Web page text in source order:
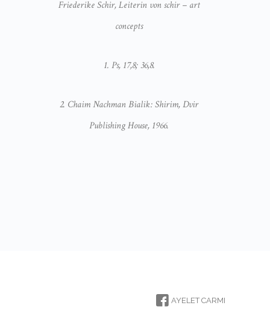
Friederike Schir,Leiterin von schir – art
concepts
1. Ps, 17,8; 36,8.
2. Chaim Nachman Bialik: Shirim, Dvir
Publishing House, 1966.
AYELET CARMI